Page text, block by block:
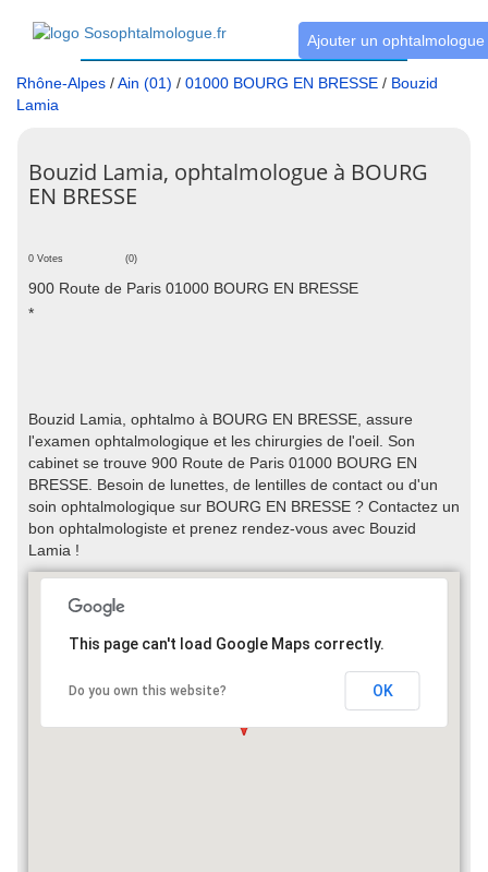
Ajouter un ophtalmologue
Rhône-Alpes /Ain (01) / 01000 BOURG EN BRESSE / Bouzid
Lamia
Bouzid Lamia, ophtalmologue à BOURG
EN BRESSE
0 Votes (0)
900 Route de Paris 01000 BOURG EN BRESSE
*
Bouzid Lamia, ophtalmo à BOURG EN BRESSE, assure
l'examen ophtalmologique et les chirurgies de l'oeil. Son
cabinet se trouve 900 Route de Paris 01000 BOURG EN
BRESSE. Besoin de lunettes, de lentilles de contact ou d'un
soin ophtalmologique sur BOURG EN BRESSE ? Contactez un
bon ophtalmologiste et prenez rendez-vous avec Bouzid
Lamia !
This page can't load Google Maps correctly.
Do you own this website? OK